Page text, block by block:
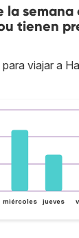
la semana
tienen
viajar a
miércoles jueves